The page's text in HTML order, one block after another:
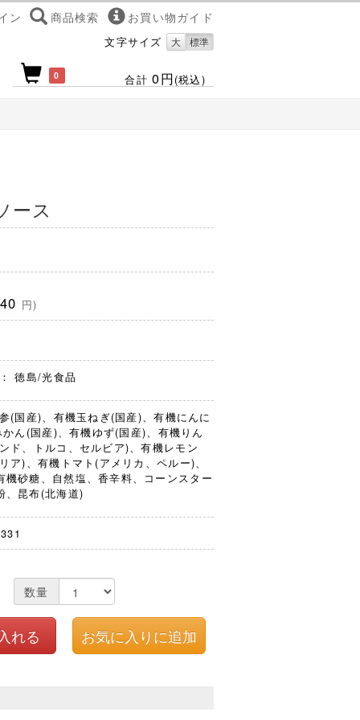
ン 商品検索 お買い物ガイド
文字サイズ 大 標準
合計0円(税込)
0
ース
円)
徳島/光食品
(国産)、有機玉ねぎ(国産)、有機にんに
かん(国産)、有機ゆず(国産)、有機りん
ド、トルコ、セルビア)、有機レモン
ア)、有機トマト(アメリカ、ペルー)、
機砂糖、自然塩、香辛料、コーンスター
、昆布(北海道)
数量